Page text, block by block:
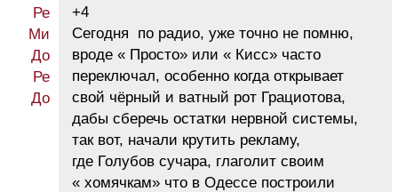
+4
Сегодня по радио, уже точно не помню,
вроде « Просто» или « Кисс» часто
переключал, особенно когда открывает
свой чёрный и ватный рот Грациотова,
дабы сберечь остатки нервной системы,
так вот, начали крутить рекламу,
где Голубов сучара, глаголит своим
« хомячкам» что в Одессе построили